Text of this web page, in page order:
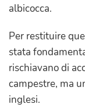
albicocca.
Per restituire
stata
rischiavano di
campestre, ma
inglesi.